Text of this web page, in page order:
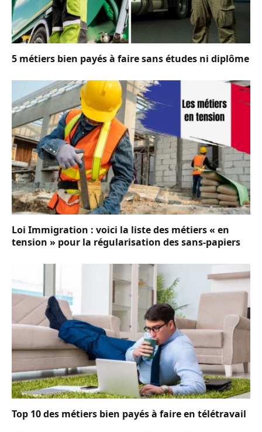
5 métiers bien payés à faire sans études ni diplôme
Loi Immigration : voici la liste des métiers « en
tension » pour la régularisation des sans-papiers
Top 10 des métiers bien payés à faire en télétravail